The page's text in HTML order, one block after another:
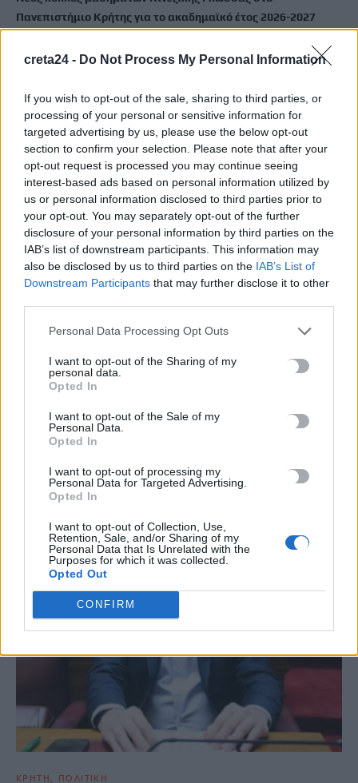
creta24 - Do Not Process My Personal Information
If you wish to opt-out of the sale, sharing to third parties, or
processing of your personal or sensitive information for
targeted advertising by us, please use the below opt-out
section to confirm your selection. Please note that after your
opt-out request is processed you may continue seeing
interest-based ads based on personal information utilized by
us or personal information disclosed to third parties prior to
your opt-out. You may separately opt-out of the further
disclosure of your personal information by third parties on the
IAB’s list of downstream participants. This information may
also be disclosed by us to third parties on the IAB’s List of
Downstream Participants that may further disclose it to other
Personal Data Processing Opt Outs
I want to opt-out of the Sharing of my
personal data.
Opted In
I want to opt-out of the Sale of my
Personal Data.
Opted In
I want to opt-out of processing my
Personal Data for Targeted Advertising.
Opted In
I want to opt-out of Collection, Use,
Retention, Sale, and/or Sharing of my
Personal Data that Is Unrelated with the
Purposes for which it was collected.
Opted Out
CONFIRM
Πανεπιστήμιο Κρήτης για το ακαδημαϊκό έτος 2026-2027
εγκέφαλο
8 Αυγούστου, 2026
Επίδομα €391 από τον ΟΠΕΚΑ, χωρίς εισοδηματικά κριτήρια:
Η προϋπόθεση
8 Αυγούστου, 2026
Θεατρική αφήγηση «Έρευσεν ύδωρ» στο Δημοτικό Σχολείο
Κεφαλά
8 Αυγούστου, 2026
ΑΠΑΤΗΤΕΣ ΠΑΡΑΛΙΕΣ ΙΣΠΑΝΙΑ
ΣΧΕΤΙΚΆ ΆΡΘΡΑ
ΚΡΗΤΗ ΠΟΛΙΤΙΚΗ